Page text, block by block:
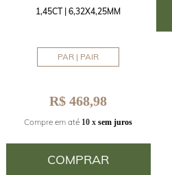
1,45CT | 6,32X4,25MM
PAR | PAIR
R$ 468,98
Compre em até 10 x sem juros
COMPRAR